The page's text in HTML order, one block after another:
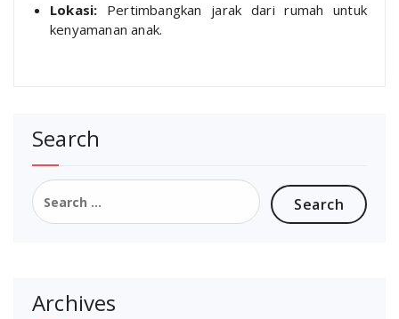
Lokasi: Pertimbangkan jarak dari rumah untuk
kenyamanan anak.
Search
Search
for:
Archives